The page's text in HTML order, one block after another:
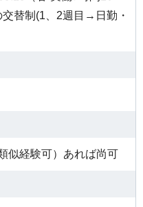
替制(1、2週目→日勤・
似経験可）あれば尚可